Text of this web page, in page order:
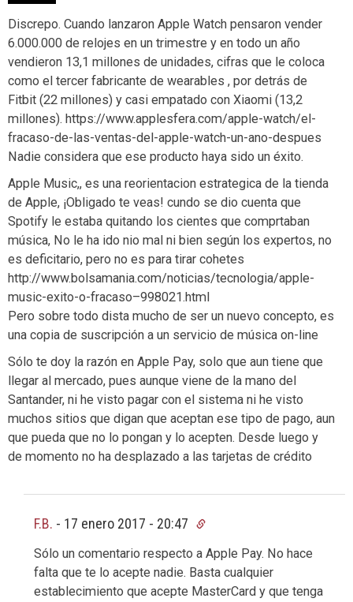
Discrepo. Cuando lanzaron Apple Watch pensaron vender
6.000.000 de relojes en un trimestre y en todo un año
vendieron 13,1 millones de unidades, cifras que le coloca
como el tercer fabricante de wearables , por detrás de
Fitbit (22 millones) y casi empatado con Xiaomi (13,2
millones). https://www.applesfera.com/apple-watch/el-
fracaso-de-las-ventas-del-apple-watch-un-ano-despues
Nadie considera que ese producto haya sido un éxito.
Apple Music,, es una reorientacion estrategica de la tienda
de Apple, ¡Obligado te veas! cundo se dio cuenta que
Spotify le estaba quitando los cientes que comprtaban
música, No le ha ido nio mal ni bien según los expertos, no
es deficitario, pero no es para tirar cohetes
http://www.bolsamania.com/noticias/tecnologia/apple-
music-exito-o-fracaso–998021.html
Pero sobre todo dista mucho de ser un nuevo concepto, es
una copia de suscripción a un servicio de música on-line
Sólo te doy la razón en Apple Pay, solo que aun tiene que
llegar al mercado, pues aunque viene de la mano del
Santander, ni he visto pagar con el sistema ni he visto
muchos sitios que digan que aceptan ese tipo de pago, aun
que pueda que no lo pongan y lo acepten. Desde luego y
de momento no ha desplazado a las tarjetas de crédito
F.B. - 17 enero 2017 - 20:47
Sólo un comentario respecto a Apple Pay. No hace
falta que te lo acepte nadie. Basta cualquier
establecimiento que acepte MasterCard y que tenga